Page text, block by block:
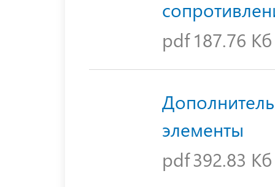
pdf 187.76 Кб
элементы
pdf392.83 Кб